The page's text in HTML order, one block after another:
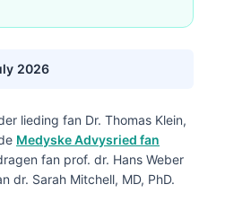
2026
lieding fan Dr. Thomas Klein,
Medyske Advysried fan
fan prof. dr. Hans Weber
dr. Sarah Mitchell, MD, PhD.